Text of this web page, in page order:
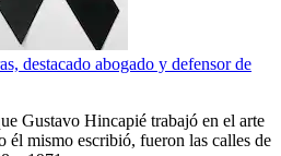
destacado abogado y defensor de
Gustavo Hincapié trabajó en el arte
él mismo escribió, fueron las calles de